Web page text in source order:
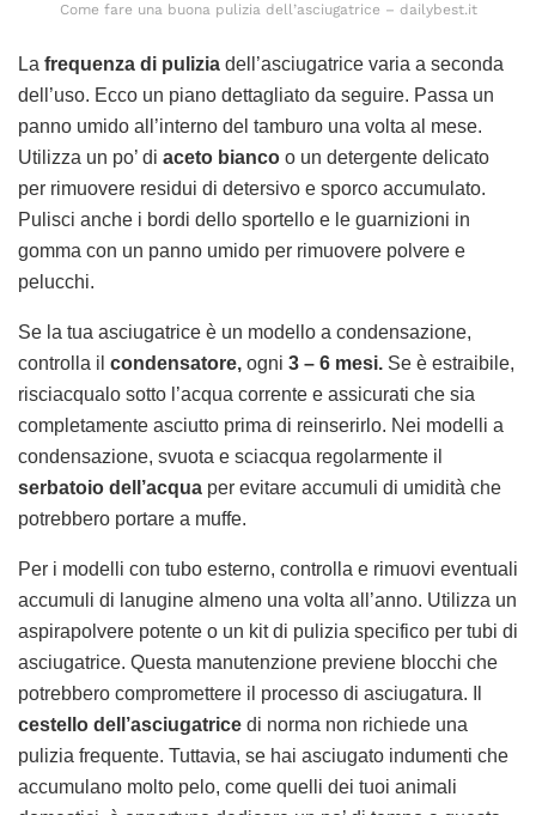
Come fare una buona pulizia dell’asciugatrice – dailybest.it
La frequenza di pulizia dell’asciugatrice varia a seconda
dell’uso. Ecco un piano dettagliato da seguire. Passa un
panno umido all’interno del tamburo una volta al mese.
Utilizza un po’ di aceto bianco o un detergente delicato
per rimuovere residui di detersivo e sporco accumulato.
Pulisci anche i bordi dello sportello e le guarnizioni in
gomma con un panno umido per rimuovere polvere e
pelucchi.
Se la tua asciugatrice è un modello a condensazione,
controlla il condensatore, ogni 3 – 6 mesi. Se è estraibile,
risciacqualo sotto l’acqua corrente e assicurati che sia
completamente asciutto prima di reinserirlo. Nei modelli a
condensazione, svuota e sciacqua regolarmente il
serbatoio dell’acqua per evitare accumuli di umidità che
potrebbero portare a muffe.
Per i modelli con tubo esterno, controlla e rimuovi eventuali
accumuli di lanugine almeno una volta all’anno. Utilizza un
aspirapolvere potente o un kit di pulizia specifico per tubi di
asciugatrice. Questa manutenzione previene blocchi che
potrebbero compromettere il processo di asciugatura. Il
cestello dell’asciugatrice di norma non richiede una
pulizia frequente. Tuttavia, se hai asciugato indumenti che
accumulano molto pelo, come quelli dei tuoi animali